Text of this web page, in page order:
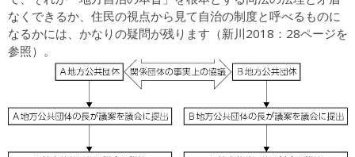
なくできるか、住民の視点から見て自治の制度と呼べるものに
なるかには、かなりの疑問が残ります（新川2018：28ページを
参照）。